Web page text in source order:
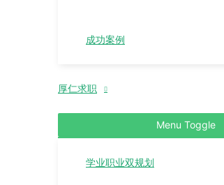
成功案例
厚仁求职
Menu Toggle
学业职业双规划